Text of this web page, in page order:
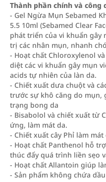
Thành phần chính và công
- Gel Ngừa Mụn Sebamed
5.5 10ml (Sebamed Clear
phát triển của vi khuẩn gây
trị các nhân mụn, nhanh
- Hoạt chất Chloroxylenol
diệt các vi khuẩn gây mụn
acids tự nhiên của làn da.
- Chiết xuất dưa chuột và
trước sự khô căng do mụn,
trạng bong da
- Bisabolol và chiết xuất từ
ứng, làm mát da.
- Chiết xuất cây Phỉ làm
- Hoạt chất Panthenol hỗ
thúc đẩy quá trình liền sẹo
- Hoạt chất Allantoin giúp
- Sản phẩm không chứa